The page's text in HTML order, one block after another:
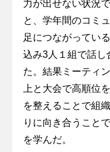
力が出せない状況
と、学年間のコミ
足につながってい
込み3人１組で話し
た。結果ミーティ
上と大会で高順位
を整えることで組
りに向き合うこと
を学んだ。